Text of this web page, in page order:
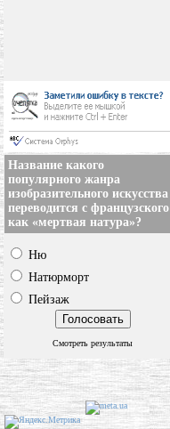
Название какого
популярного жанра
изобразительного искусства
переводится с французского
как «мертвая натура»?
Ню
Натюрморт
Пейзаж
Смотреть результаты